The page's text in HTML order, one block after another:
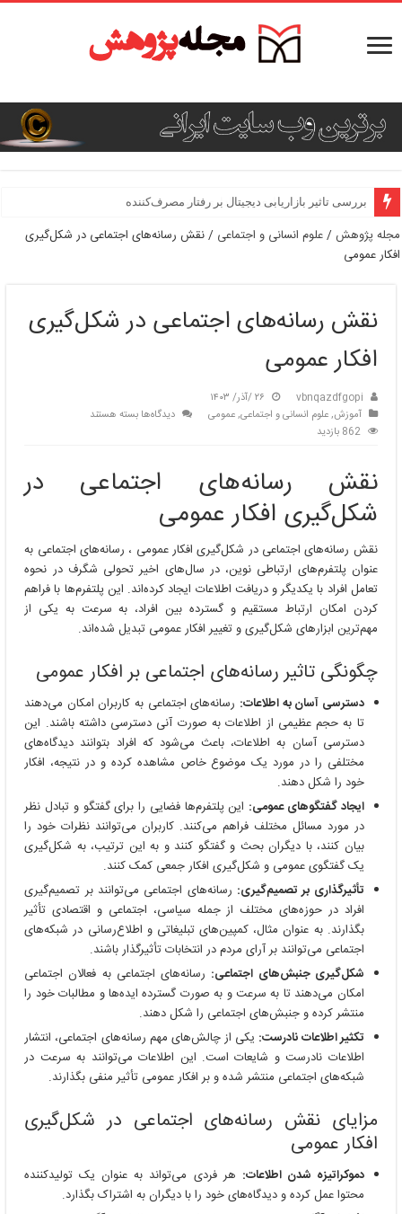
بررسی تاثیر بازاریابی دیجیتال بر رفتار مصرف‌کننده
بررسی تاثیر برندسازی بر وفاداری مشتری
مجله پژوهش/علوم انسانی و اجتماعی /نقش رسانه‌های اجتماعی در شکل‌گیری
افکار عمومی
نقش رسانه‌های اجتماعی در شکل‌گیری
افکار عمومی
vbnqazdfgopi
۲۶ /آذر/ ۱۴۰۳
آموزش,علوم انسانی و اجتماعی,عمومی دیدگاه‌هابرای
در
بسته هستند
862 بازدید
نقش رسانه‌های اجتماعی در
شکل‌گیری افکار عمومی
نقش رسانه‌های اجتماعی در شکل‌گیری افکار عمومی ، رسانه‌های اجتماعی به
عنوان پلتفرم‌های ارتباطی نوین، در سال‌های اخیر تحولی شگرف در نحوه
تعامل افراد با یکدیگر و دریافت اطلاعات ایجاد کرده‌اند. این پلتفرم‌ها با فراهم
کردن امکان ارتباط مستقیم و گسترده بین افراد، به سرعت به یکی از
مهم‌ترین ابزارهای شکل‌گیری و تغییر افکار عمومی تبدیل شده‌اند.
چگونگی تاثیر رسانه‌های اجتماعی بر افکار عمومی
دسترسی آسان به اطلاعات: رسانه‌های اجتماعی به کاربران امکان می‌دهند
تا به حجم عظیمی از اطلاعات به صورت آنی دسترسی داشته باشند. این
دسترسی آسان به اطلاعات، باعث می‌شود که افراد بتوانند دیدگاه‌های
مختلفی را در مورد یک موضوع خاص مشاهده کرده و در نتیجه، افکار
خود را شکل دهند.
ایجاد گفتگوهای عمومی: این پلتفرم‌ها فضایی را برای گفتگو و تبادل نظر
در مورد مسائل مختلف فراهم می‌کنند. کاربران می‌توانند نظرات خود را
بیان کنند، با دیگران بحث و گفتگو کنند و به این ترتیب، به شکل‌گیری
یک گفتگوی عمومی و شکل‌گیری افکار جمعی کمک کنند.
تأثیرگذاری بر تصمیم‌گیری: رسانه‌های اجتماعی می‌توانند بر تصمیم‌گیری
افراد در حوزه‌های مختلف از جمله سیاسی، اجتماعی و اقتصادی تأثیر
بگذارند. به عنوان مثال، کمپین‌های تبلیغاتی و اطلاع‌رسانی در شبکه‌های
اجتماعی می‌توانند بر آرای مردم در انتخابات تأثیرگذار باشند.
شکل‌گیری جنبش‌های اجتماعی: رسانه‌های اجتماعی به فعالان اجتماعی
امکان می‌دهند تا به سرعت و به صورت گسترده ایده‌ها و مطالبات خود را
منتشر کرده و جنبش‌های اجتماعی را شکل دهند.
تکثیر اطلاعات نادرست: یکی از چالش‌های مهم رسانه‌های اجتماعی، انتشار
اطلاعات نادرست و شایعات است. این اطلاعات می‌توانند به سرعت در
شبکه‌های اجتماعی منتشر شده و بر افکار عمومی تأثیر منفی بگذارند.
مزایای نقش رسانه‌های اجتماعی در شکل‌گیری
افکار عمومی
دموکراتیزه شدن اطلاعات: هر فردی می‌تواند به عنوان یک تولیدکننده
محتوا عمل کرده و دیدگاه‌های خود را با دیگران به اشتراک بگذارد.